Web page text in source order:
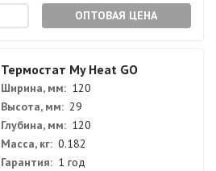
ОПТОВАЯ ЦЕНА
Термостат My Heat GO
Ширина, мм: 120
Высота, мм: 29
Глубина, мм: 120
Масса, кг: 0.182
Гарантия: 1 год